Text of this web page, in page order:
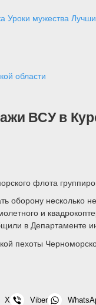
Уроки мужества
области
ВСУ в
флота
оборону
и
в Департаменте
пехоты
X Viber